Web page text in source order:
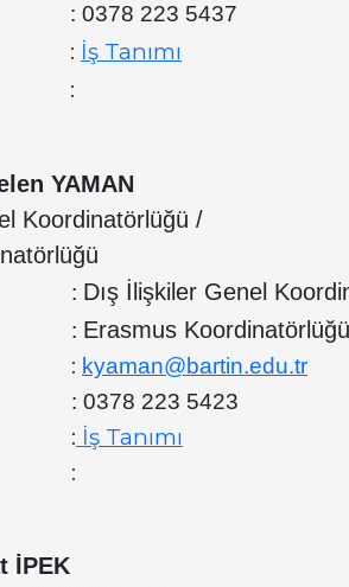
: 0378 223 5437
: İş Tanımı
:
YAMAN
Koordinatörlüğü /
: Dış İlişkiler Genel
: Erasmus Koordinatörlüğü
: kyaman@bartin.edu.tr
: 0378 223 5423
: İş Tanımı
:
İPEK